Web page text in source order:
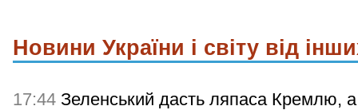
Новини України і світу від
17:44 Зеленський дасть ляпаса Кремлю,